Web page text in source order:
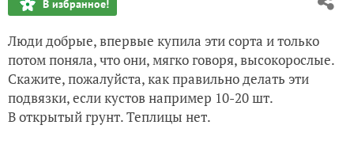
В избранное!
Люди добрые, впервые купила эти сорта и только
потом поняла, что они, мягко говоря, высокорослые.
Скажите, пожалуйста, как правильно делать эти
подвязки, если кустов например 10-20 шт.
В открытый грунт. Теплицы нет.